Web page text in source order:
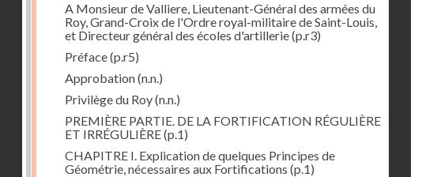
A Monsieur de Valliere, Lieutenant-Général des armées du
Roy, Grand-Croix de l'Ordre royal-militaire de Saint-Louis,
et Directeur général des écoles d'artillerie(p.r3)
Préface(p.r5)
Approbation(n.n.)
Privilège du Roy(n.n.)
PREMIÈRE PARTIE. DE LA FORTIFICATION RÉGULIÈRE
ET IRRÉGULIÈRE(p.1)
CHAPITRE I. Explication de quelques Principes de
Géométrie, nécessaires aux Fortifications (p.1)